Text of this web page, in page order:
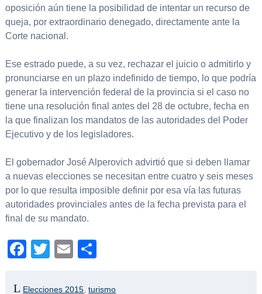
oposición aún tiene la posibilidad de intentar un recurso de
queja, por extraordinario denegado, directamente ante la
Corte nacional.
Ese estrado puede, a su vez, rechazar el juicio o admitirlo y
pronunciarse en un plazo indefinido de tiempo, lo que podría
generar la intervención federal de la provincia si el caso no
tiene una resolución final antes del 28 de octubre, fecha en
la que finalizan los mandatos de las autoridades del Poder
Ejecutivo y de los legisladores.
El gobernador José Alperovich advirtió que si deben llamar
a nuevas elecciones se necesitan entre cuatro y seis meses
por lo que resulta imposible definir por esa vía las futuras
autoridades provinciales antes de la fecha prevista para el
final de su mandato.
Facebook
TwitterEmail
Elecciones 2015 ,turismo